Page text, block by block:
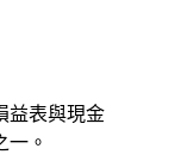
益表與現金
一。